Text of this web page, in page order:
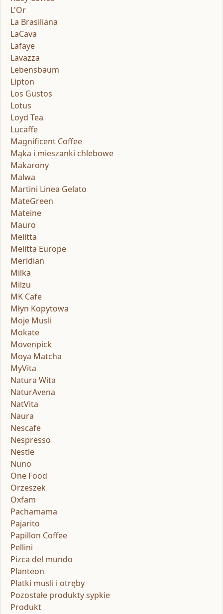
L'Or
La Brasiliana
LaCava
Lafaye
Lavazza
Lebensbaum
Lipton
Los Gustos
Lotus
Loyd Tea
Lucaffe
Magnificent Coffee
Mąka i mieszanki chlebowe
Makarony
Malwa
Martini Linea Gelato
MateGreen
Mateine
Mauro
Melitta
Melitta Europe
Meridian
Milka
Milzu
MK Cafe
Młyn Kopytowa
Moje Musli
Mokate
Movenpick
Moya Matcha
MyVita
Natura Wita
NaturAvena
NatVita
Naura
Nescafe
Nespresso
Nestle
Nuno
One Food
Orzeszek
Oxfam
Pachamama
Pajarito
Papillon Coffee
Pellini
Pizca del mundo
Planteon
Płatki musli i otręby
Pozostałe produkty sypkie
Produkt